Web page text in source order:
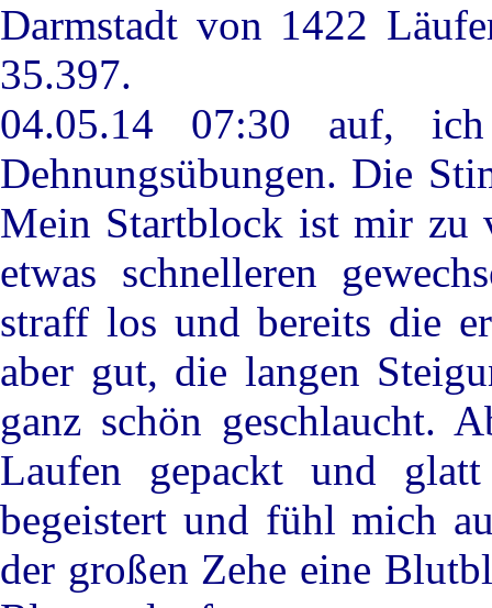
Darmstadt von 1422
35.397.
04.05.14 07:30 auf,
Dehnungsübungen. Die
Mein Startblock ist mir zu
etwas schnelleren
straff los und bereits die
aber gut, die langen
ganz schön geschlaucht.
Laufen gepackt und
begeistert und fühl mich
der großen Zehe eine